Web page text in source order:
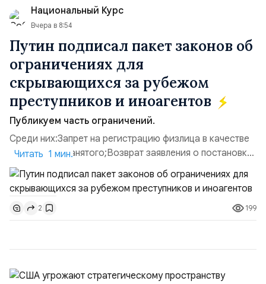
имущества ВСУ; Сортировочны...
Национальный Курс
Вчера в 8:54
Путин подписал пакет законов об
ограничениях для
скрывающихся за рубежом
преступников и иноагентов
Публикуем часть ограничений.
Среди них:Запрет на регистрацию физлица в качестве
ИП или самозанятого;Возврат заявления о постановке
недвижимости на кадастровый учет;Ограничение
водительских прав;Запрет регистрации транспортных
средств и на заключение сделок по
доверенности;Отказ в заключении кредитного
договора, предоставлении государственных и
Читать 1 мин.
2 199